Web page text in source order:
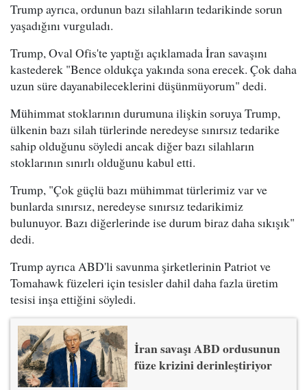
Trump ayrıca, ordunun bazı silahların tedarikinde sorun
yaşadığını vurguladı.
Trump, Oval Ofis'te yaptığı açıklamada İran savaşını
kastederek "Bence oldukça yakında sona erecek. Çok daha
uzun süre dayanabileceklerini düşünmüyorum" dedi.
Mühimmat stoklarının durumuna ilişkin soruya Trump,
ülkenin bazı silah türlerinde neredeyse sınırsız tedarike
sahip olduğunu söyledi ancak diğer bazı silahların
stoklarının sınırlı olduğunu kabul etti.
Trump, "Çok güçlü bazı mühimmat türlerimiz var ve
bunlarda sınırsız, neredeyse sınırsız tedarikimiz
bulunuyor. Bazı diğerlerinde ise durum biraz daha sıkışık"
dedi.
Trump ayrıca ABD'li savunma şirketlerinin Patriot ve
Tomahawk füzeleri için tesisler dahil daha fazla üretim
tesisi inşa ettiğini söyledi.
İran savaşı ABD ordusunun
füze krizini derinleştiriyor